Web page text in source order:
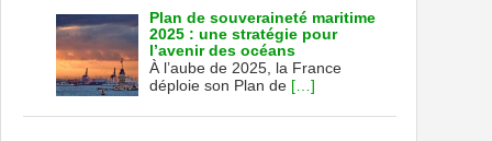
Plan de souveraineté maritime
2025 : une stratégie pour
l’avenir des océans
À l’aube de 2025, la France
déploie son Plan de […]